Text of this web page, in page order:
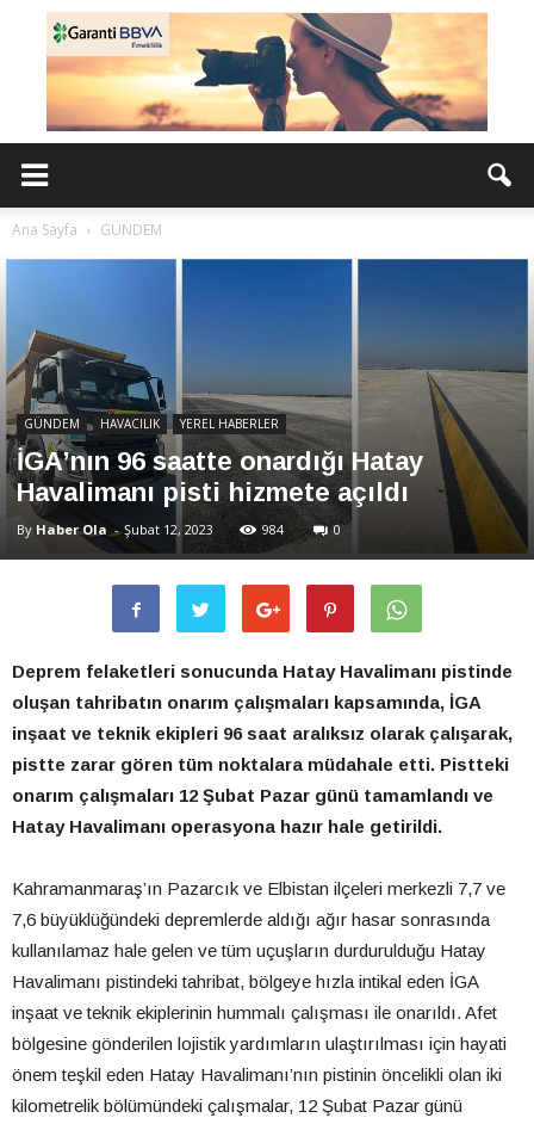
Ana Sayfa GÜNDEM
GÜNDEM HAVACILIK YEREL HABERLER
İGA’nın 96 saatte onardığı Hatay
Havalimanı pisti hizmete açıldı
By Haber Ola - Şubat 12, 2023 984 0
Deprem felaketleri sonucunda Hatay Havalimanı pistinde
oluşan tahribatın onarım çalışmaları kapsamında, İGA
inşaat ve teknik ekipleri 96 saat aralıksız olarak çalışarak,
pistte zarar gören tüm noktalara müdahale etti. Pistteki
onarım çalışmaları 12 Şubat Pazar günü tamamlandı ve
Hatay Havalimanı operasyona hazır hale getirildi.
Kahramanmaraş’ın Pazarcık ve Elbistan ilçeleri merkezli 7,7 ve
7,6 büyüklüğündeki depremlerde aldığı ağır hasar sonrasında
kullanılamaz hale gelen ve tüm uçuşların durdurulduğu Hatay
Havalimanı pistindeki tahribat, bölgeye hızla intikal eden İGA
inşaat ve teknik ekiplerinin hummalı çalışması ile onarıldı. Afet
bölgesine gönderilen lojistik yardımların ulaştırılması için hayati
önem teşkil eden Hatay Havalimanı’nın pistinin öncelikli olan iki
kilometrelik bölümündeki çalışmalar, 12 Şubat Pazar günü